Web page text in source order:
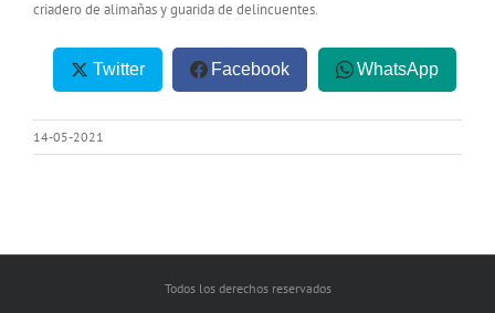
criadero de alimañas y guarida de delincuentes.
Twitter Facebook WhatsApp
14-05-2021
Todos los derechos reservados